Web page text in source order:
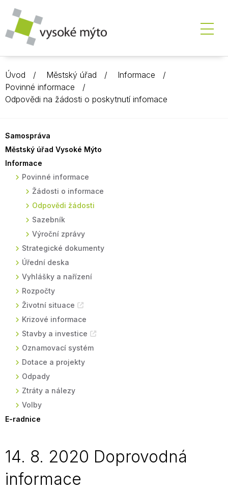
Úvod Městský úřad
Informace
Povinné informace
Odpovědi na žádosti o poskytnutí infomace
Samospráva
Městský úřad Vysoké Mýto
Informace
Povinné informace
Žádosti o informace
Odpovědi žádosti
Sazebník
Výroční zprávy
Strategické dokumenty
Úřední deska
Vyhlášky a nařízení
Rozpočty
Životní situace
Krizové informace
Stavby a investice
Oznamovací systém
Dotace a projekty
Odpady
Ztráty a nálezy
Volby
E-radnice
14. 8. 2020 Doprovodná
informace